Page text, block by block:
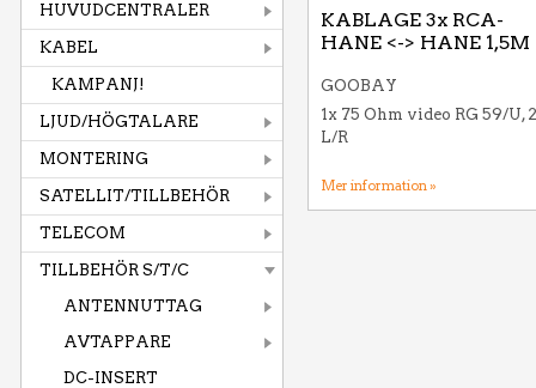
HUVUDCENTRALER
KABEL
KAMPANJ!
LJUD/HÖGTALARE
MONTERING
SATELLIT/TILLBEHÖR
TELECOM
TILLBEHÖR S/T/C
ANTENNUTTAG
AVTAPPARE
DC-INSERT
KABLAGE 3x RCA-
HANE <-> HANE 1,5M
GOOBAY
1x 75 Ohm video RG 59/U,
L/R
Mer information »